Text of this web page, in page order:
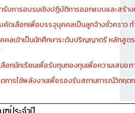
-จีน) ณ สาธารณรัฐประชาชนจีน ประจำปีก
รับการอบรมเชิงปฏิบัติการออกแบบและสร้า
ดเลือกเพื่อบรรจุบุคคลเป็นลูกจ้างชั่วคราว ท
คลเข้าเป็นนักศึกษาระดับปริญญาตรี หลักสูต
อกนักเรียนเพื่อรับทุนกองทุนเพื่อความเสมอ
การใช้พลังงานเพื่อรองรับสถานการณ์วิกฤ